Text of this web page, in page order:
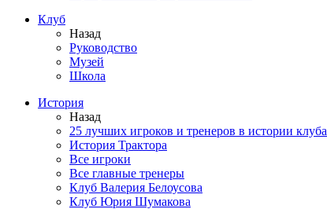
Клуб
Назад
Руководство
Музей
Школа
История
Назад
25 лучших игроков и тренеров в истории клуба
История Трактора
Все игроки
Все главные тренеры
Клуб Валерия Белоусова
Клуб Юрия Шумакова